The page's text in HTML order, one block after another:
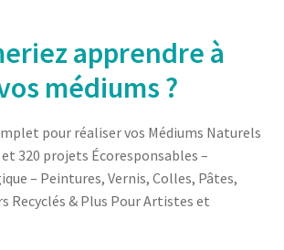
apprendre à
médiums ?
pour réaliser vos Médiums Naturels
et 320 projets Écoresponsables –
– Peintures, Vernis, Colles, Pâtes,
Recyclés & Plus Pour Artistes et